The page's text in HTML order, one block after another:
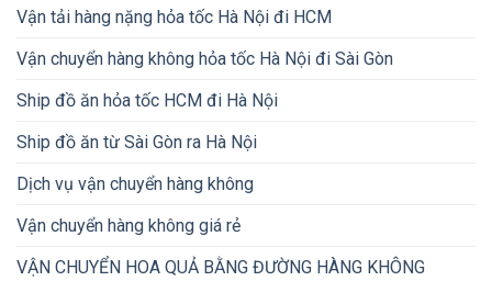
Vận tải hàng nặng hỏa tốc Hà Nội đi HCM
Vận chuyển hàng không hỏa tốc Hà Nội đi Sài Gòn
Ship đồ ăn hỏa tốc HCM đi Hà Nội
Ship đồ ăn từ Sài Gòn ra Hà Nội
Dịch vụ vận chuyển hàng không
Vận chuyển hàng không giá rẻ
VẬN CHUYỂN HOA QUẢ BẰNG ĐƯỜNG HÀNG KHÔNG